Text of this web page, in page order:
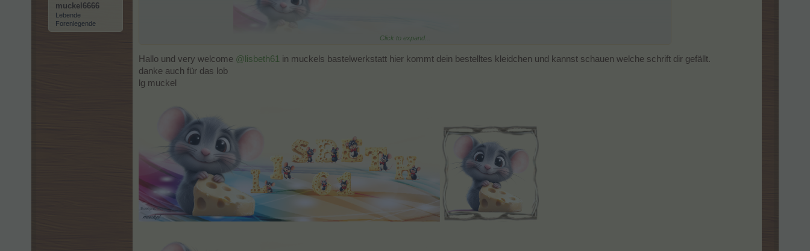
muckel6666
Lebende
Forenlegende
Ob du mir vielleicht dieses als Banner fertigen kannst? Mit Avatar wenn möglich.
Schon mal vielen lieben Dank
Click to expand...
Hallo und very welcome @lisbeth61 in muckels bastelwerkstatt hier kommt dein bestelltes kleidchen und kannst schauen welche schrift dir gefällt.
danke auch für das lob
lg muckel